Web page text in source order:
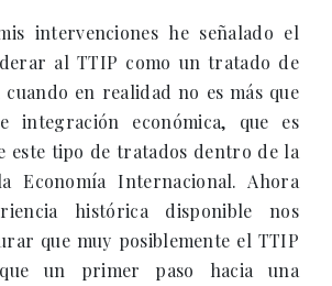
intervenciones he señalado el
al TTIP como un tratado de
en realidad no es más que
integración económica, que es
este tipo de tratados dentro de la
Economía Internacional. Ahora
histórica disponible nos
que muy posiblemente el TTIP
un primer paso hacia una